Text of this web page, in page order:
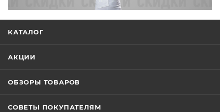
КАТАЛОГ
АКЦИИ
ОБЗОРЫ ТОВАРОВ
СОВЕТЫ ПОКУПАТЕЛЯМ